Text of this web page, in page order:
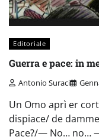
Editoriale
Guerra e pace: in
Antonio Suraci
Un Omo aprì er
dispiace/ de
Pace?/— No… no…